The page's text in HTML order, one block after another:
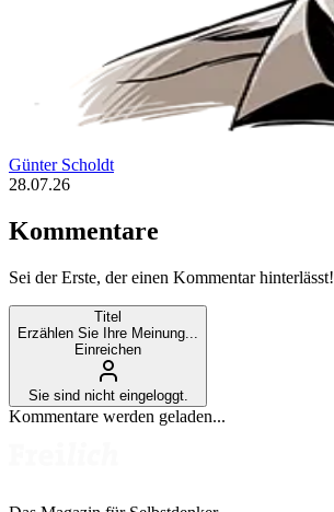
Günter Scholdt
28.07.26
Kommentare
Sei der Erste, der einen Kommentar hinterlässt!
Titel
Erzählen Sie Ihre Meinung...
Einreichen
Sie sind nicht eingeloggt.
Kommentare werden geladen...